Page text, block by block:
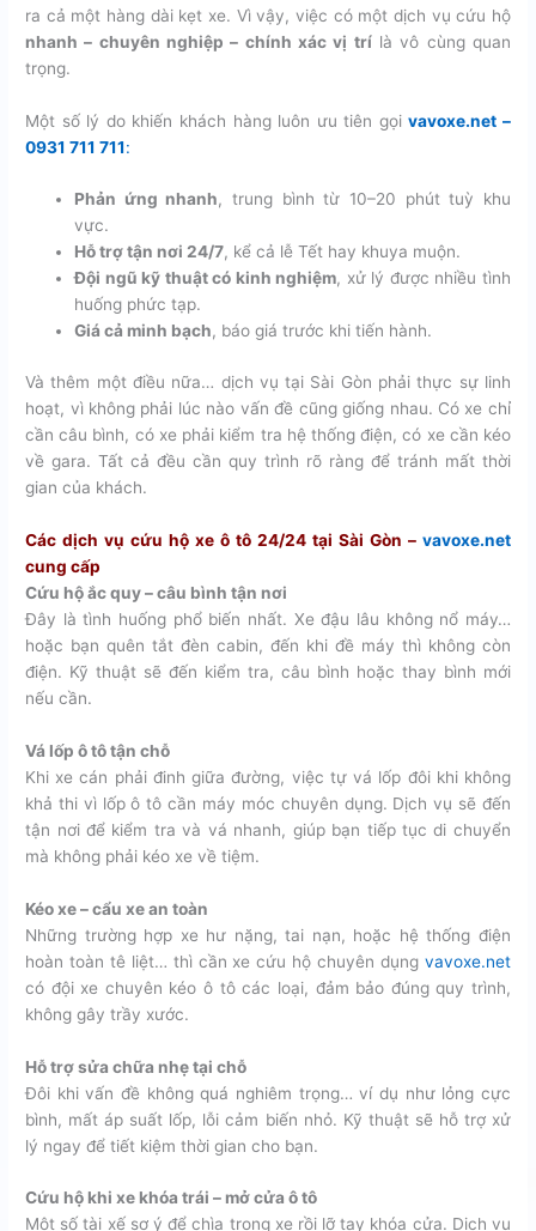
ra cả một hàng dài kẹt xe. Vì vậy, việc có một dịch vụ cứu hộ
nhanh – chuyên nghiệp – chính xác vị trílà vô cùng quan
trọng.
Một số lý do khiến khách hàng luôn ưu tiên gọivavoxe.net –
0931 711 711:
Phản ứng nhanh, trung bình từ 10–20 phút tuỳ khu
vực.
Hỗ trợ tận nơi 24/7, kể cả lễ Tết hay khuya muộn.
Đội ngũ kỹ thuật có kinh nghiệm, xử lý được nhiều tình
huống phức tạp.
Giá cả minh bạch, báo giá trước khi tiến hành.
Và thêm một điều nữa… dịch vụ tại Sài Gòn phải thực sự linh
hoạt, vì không phải lúc nào vấn đề cũng giống nhau. Có xe chỉ
cần câu bình, có xe phải kiểm tra hệ thống điện, có xe cần kéo
về gara. Tất cả đều cần quy trình rõ ràng để tránh mất thời
gian của khách.
Các dịch vụ cứu hộ xe ô tô 24/24 tại Sài Gòn – vavoxe.net
cung cấp
Cứu hộ ắc quy – câu bình tận nơi
Đây là tình huống phổ biến nhất. Xe đậu lâu không nổ máy…
hoặc bạn quên tắt đèn cabin, đến khi đề máy thì không còn
điện. Kỹ thuật sẽ đến kiểm tra, câu bình hoặc thay bình mới
nếu cần.
Vá lốp ô tô tận chỗ
Khi xe cán phải đinh giữa đường, việc tự vá lốp đôi khi không
khả thi vì lốp ô tô cần máy móc chuyên dụng. Dịch vụ sẽ đến
tận nơi để kiểm tra và vá nhanh, giúp bạn tiếp tục di chuyển
mà không phải kéo xe về tiệm.
Kéo xe – cẩu xe an toàn
Những trường hợp xe hư nặng, tai nạn, hoặc hệ thống điện
hoàn toàn tê liệt… thì cần xe cứu hộ chuyên dụng vavoxe.net
có đội xe chuyên kéo ô tô các loại, đảm bảo đúng quy trình,
không gây trầy xước.
Hỗ trợ sửa chữa nhẹ tại chỗ
Đôi khi vấn đề không quá nghiêm trọng… ví dụ như lỏng cực
bình, mất áp suất lốp, lỗi cảm biến nhỏ. Kỹ thuật sẽ hỗ trợ xử
lý ngay để tiết kiệm thời gian cho bạn.
Cứu hộ khi xe khóa trái – mở cửa ô tô
Một số tài xế sơ ý để chìa trong xe rồi lỡ tay khóa cửa. Dịch vụ